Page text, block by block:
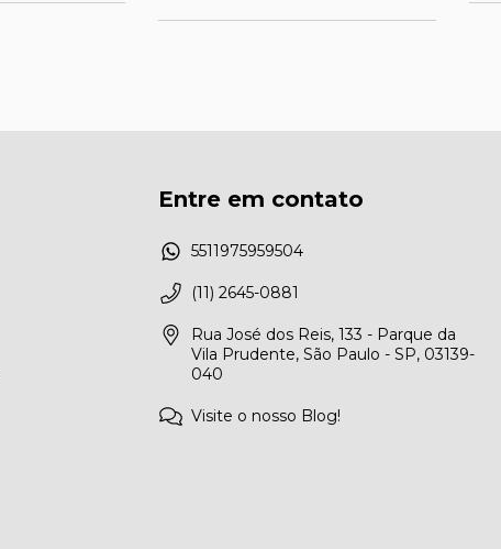
Entre em contato
5511975959504
(11) 2645-0881
Rua José dos Reis, 133 - Parque da
Vila Prudente, São Paulo - SP, 03139-
040
Visite o nosso Blog!